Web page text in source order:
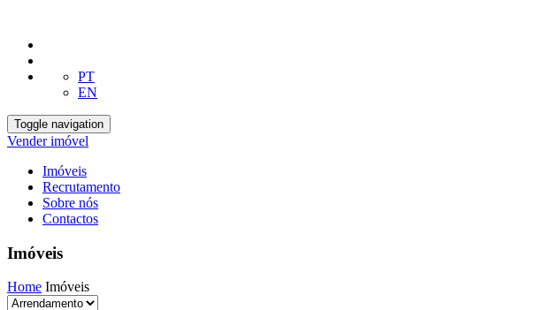
PT
EN
Toggle navigation
Vender imóvel
Imóveis
Recrutamento
Sobre nós
Contactos
Imóveis
Home Imóveis